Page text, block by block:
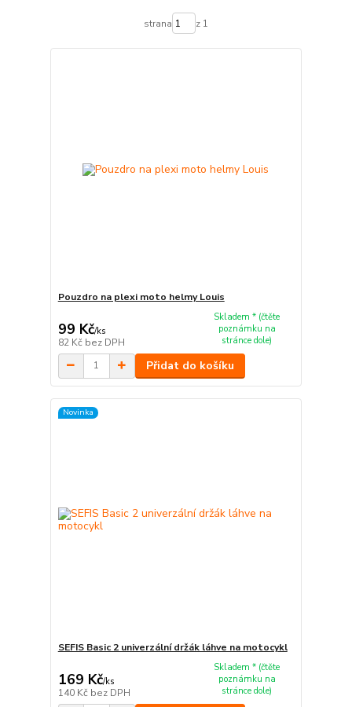
strana z 1
Pouzdro na plexi moto helmy Louis
99 Kč/ks
82 Kč bez DPH
Skladem * (čtěte
poznámku na
stránce dole)
Přidat do košíku
Novinka
SEFIS Basic 2 univerzální držák láhve na motocykl
169 Kč/ks
140 Kč bez DPH
Skladem * (čtěte
poznámku na
stránce dole)